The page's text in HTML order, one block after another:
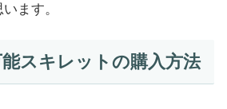
ます。
スキレットの購入方法